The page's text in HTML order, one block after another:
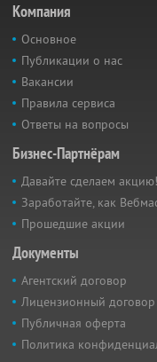
Компания
Основное
Публикации о нас
Вакансии
Правила сервиса
Ответы на вопросы
Бизнес-Партнёрам
Давайте сделаем акцию!
Заработайте, как
Прошедшие акции
Документы
Агентский договор
Лицензионный договор
Публичная оферта
Политика